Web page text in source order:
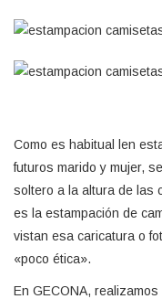
Como es habitual len
futuros marido y mujer,
soltero a la altura de las
es la estampación de
vistan esa caricatura o
«poco ética».
En GECONA,